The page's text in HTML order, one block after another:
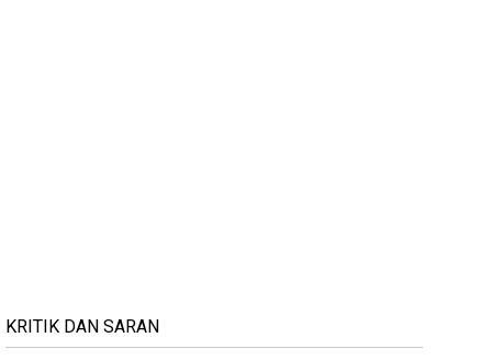
KRITIK DAN SARAN